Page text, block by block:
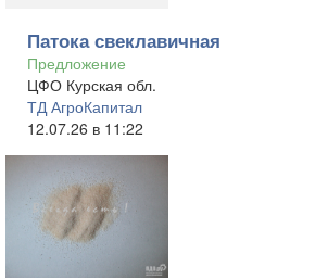
Патока свеклавичная
Предложение
ЦФО Курская обл.
ТД АгроКапитал
12.07.26 в 11:22